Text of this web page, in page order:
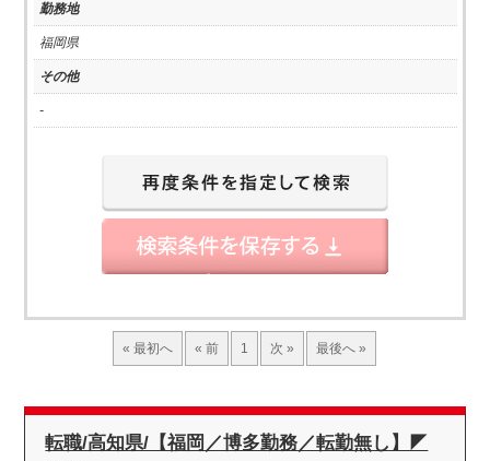
勤務地
福岡県
その他
-
« 最初へ « 前 1 次 » 最後へ »
転職/高知県/【福岡／博多勤務／転勤無し】◤